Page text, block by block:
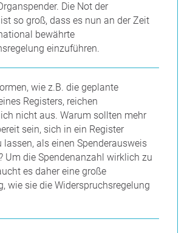
Die Not der
so groß, dass es nun an der Zeit
bewährte
einzuführen.
wie z.B. die geplante
Registers, reichen
nicht aus. Warum sollten mehr
sein, sich in ein Register
lassen, als einen Spenderausweis
Um die Spendenanzahl wirklich zu
es daher eine große
wie sie die Widerspruchsregelung